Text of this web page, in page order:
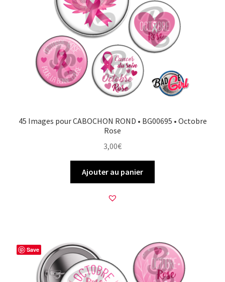
45 Images pour CABOCHON ROND • BG00695 • Octobre
Rose
3,00€
Ajouter au panier
Save